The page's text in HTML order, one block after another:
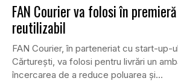
FAN Courier va folosi în
reutilizabil
FAN Courier, în parteneriat cu start-up-
Cărturești, va folosi pentru livrări un
încercarea de a reduce poluarea și...